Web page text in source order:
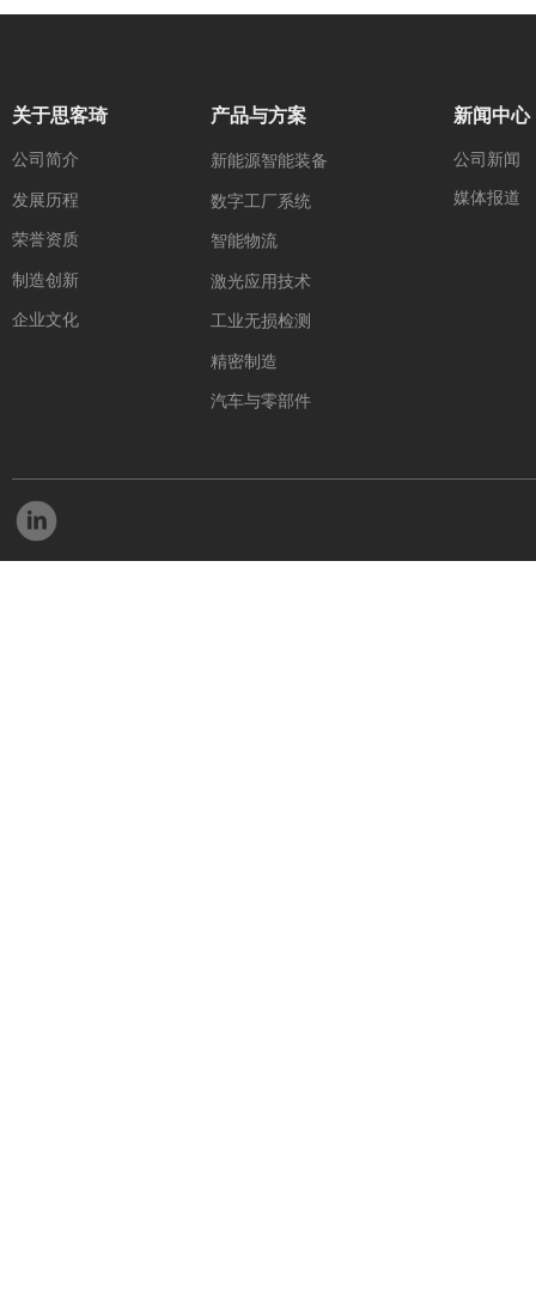
关于思客琦
公司简介
发展历程
荣誉资质
制造创新
企业文化
产品与方案
新能源智能装备
数字工厂系统
智能物流
激光应用技术
工业无损检测
精密制造
汽车与零部件
新闻中心
公司新闻
媒体报道